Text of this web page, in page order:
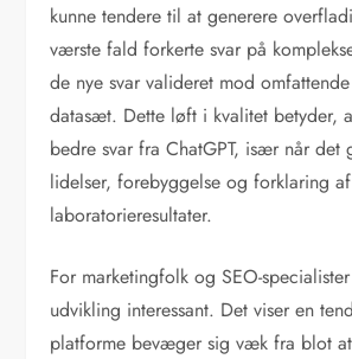
kunne tendere til at generere
værste fald forkerte svar på
de nye svar valideret mod
datasæt. Dette løft i kvalitet betyder,
bedre svar fra ChatGPT, især når
lidelser, forebyggelse og forklaring af
laboratorieresultater.
For marketingfolk og SEO-
udvikling interessant. Det viser en
platforme bevæger sig væk fra blot